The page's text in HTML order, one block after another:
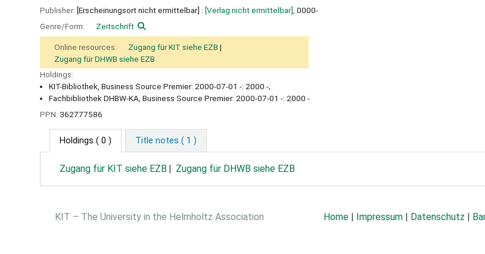
Publisher: [Erscheinungsort nicht ermittelbar] : [Verlag nicht ermittelbar], 0000-
Genre/Form:
Zeitschrift
Online resources:
Zugang für KIT siehe EZB
Zugang für DHWB siehe EZB
Holdings:
KIT-Bibliothek, Business Source Premier: 2000-07-01 -: 2000 -;
Fachbibliothek DHBW-KA, Business Source Premier: 2000-07-01 -: 2000 -
PPN: 362777586
Holdings ( 0 ) Title notes ( 1 )
Zugang für KIT siehe EZB Zugang für DHWB siehe EZB
KIT – The University in the Helmholtz Association Home | Impressum | Datenschutz |